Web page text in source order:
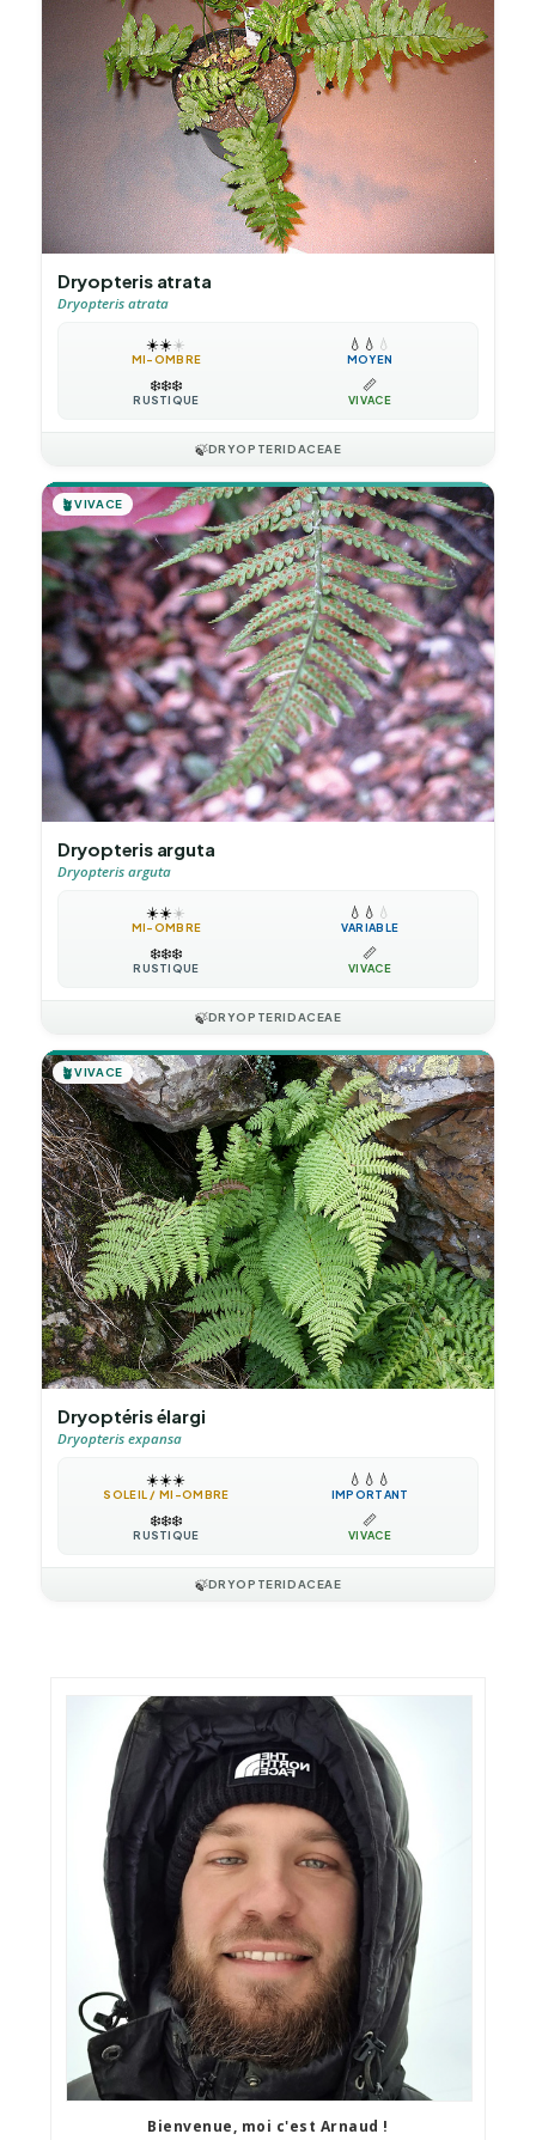
Dryopteris atrata
Dryopteris atrata
☀️☀️☀️
MI-OMBRE
💧 💧 💧
MOYEN
❄️❄️❄️
RUSTIQUE
📏
VIVACE
🍃DRYOPTERIDACEAE
🪴VIVACE
Dryopteris arguta
Dryopteris arguta
☀️☀️☀️
MI-OMBRE
💧 💧 💧
VARIABLE
❄️❄️❄️
RUSTIQUE
📏
VIVACE
🍃DRYOPTERIDACEAE
🪴VIVACE
Dryoptéris élargi
Dryopteris expansa
☀️☀️☀️
SOLEIL / MI-OMBRE
💧 💧 💧
IMPORTANT
❄️❄️❄️
RUSTIQUE
📏
VIVACE
🍃DRYOPTERIDACEAE
Bienvenue, moi c'est Arnaud !